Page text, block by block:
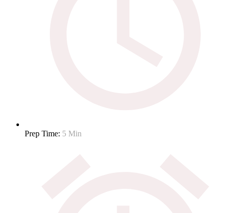
Prep Time: 5 Min